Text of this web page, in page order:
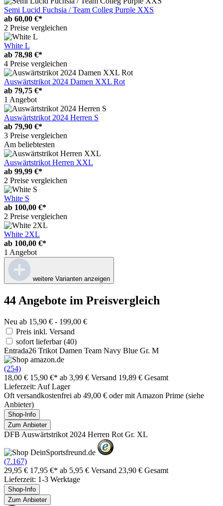
Semi Lucid Fuchsia / Team Colleg Purple XXS
ab 60,00 €*
2 Preise vergleichen
White L
ab 78,98 €*
4 Preise vergleichen
Auswärtstrikot 2024 Damen XXL Rot
ab 79,75 €*
1 Angebot
Auswärtstrikot 2024 Herren S
ab 79,90 €*
3 Preise vergleichen
Am beliebtesten
Auswärtstrikot Herren XXL
ab 99,99 €*
2 Preise vergleichen
White S
ab 100,00 €*
2 Preise vergleichen
White 2XL
ab 100,00 €*
1 Angebot
weitere Varianten anzeigen
44 Angebote im Preisvergleich
Neu ab 15,90 € - 199,00 €
Preis inkl. Versand
sofort lieferbar(40)
Entrada26 Trikot Damen Team Navy Blue Gr. M
(254)
18,00 € 15,90 €* ab 3,99 € Versand 19,89 € Gesamt
Lieferzeit: Auf Lager
Oft versandkostenfrei ab 49,00 € oder mit Amazon Prime (siehe
Anbieter)
Shop-Info
Zum Anbieter
DFB Auswärtstrikot 2024 Herren Rot Gr. XL
(7.167)
29,95 € 17,95 €* ab 5,95 € Versand 23,90 € Gesamt
Lieferzeit: 1-3 Werktage
Shop-Info
Zum Anbieter